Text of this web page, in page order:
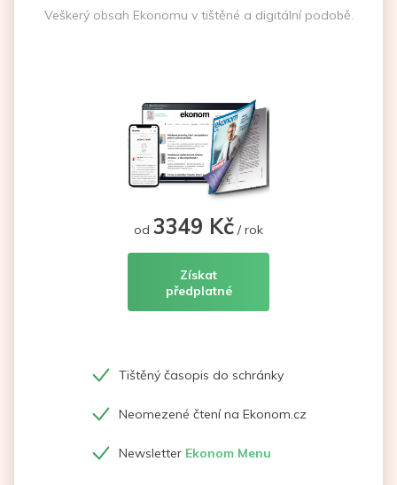
Veškerý obsah Ekonomu v tištěné a digitální podobě.
od 3349 Kč / rok
Získat
předplatné
Tištěný časopis do schránky
Neomezené čtení na Ekonom.cz
Newsletter Ekonom Menu